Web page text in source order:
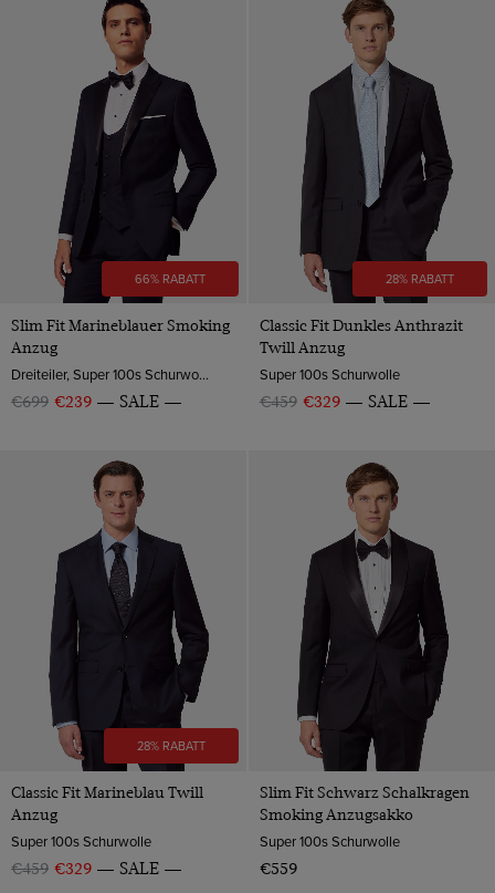
66% RABATT
Slim Fit Marineblauer Smoking
Anzug
Dreiteiler, Super 100s Schurwolle
€699 €239 SALE
28% RABATT
Classic Fit Dunkles Anthrazit
Twill Anzug
Super 100s Schurwolle
€459 €329 SALE
28% RABATT
Classic Fit Marineblau Twill
Anzug
Super 100s Schurwolle
€459 €329 SALE
Slim Fit Schwarz Schalkragen
Smoking Anzugsakko
Super 100s Schurwolle
€559